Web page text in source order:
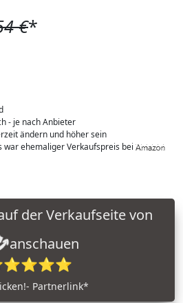
€*
- je nach Anbieter
ändern und höher sein
ehemaliger Verkaufspreis bei
anschauen
Partnerlink*